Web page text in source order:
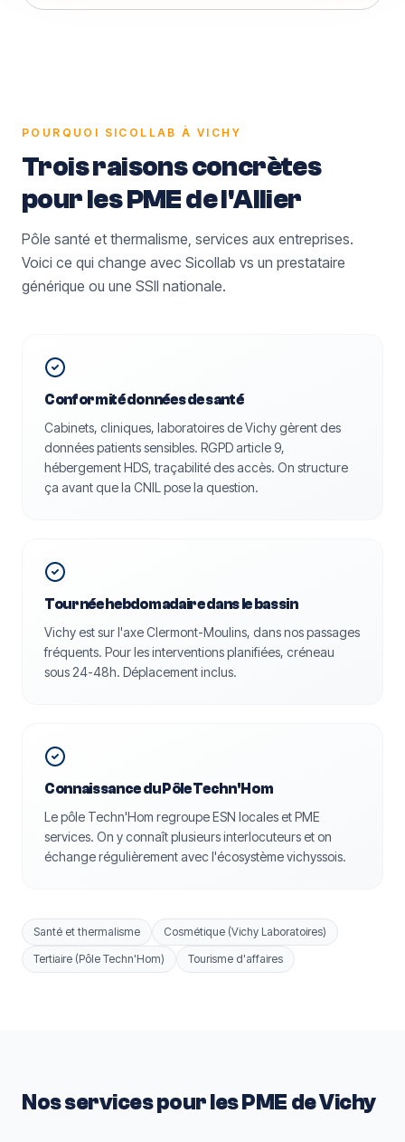
POURQUOI SICOLLAB À VICHY
Trois raisons concrètes
pour les PMEde l'Allier
Pôle santé et thermalisme, services aux entreprises.
Voici ce qui change avec Sicollab vs un prestataire
générique ou une SSII nationale.
Conformité données de santé
Cabinets, cliniques, laboratoires de Vichy gèrent des
données patients sensibles. RGPD article 9,
hébergement HDS, traçabilité des accès. On structure
ça avant que la CNIL pose la question.
Tournée hebdomadaire dans le bassin
Vichy est sur l'axe Clermont-Moulins, dans nos passages
fréquents. Pour les interventions planifiées, créneau
sous 24-48h. Déplacement inclus.
Connaissance du Pôle Techn'Hom
Le pôle Techn'Hom regroupe ESN locales et PME
services. On y connaît plusieurs interlocuteurs et on
échange régulièrement avec l'écosystème vichyssois.
Santé et thermalisme
Cosmétique (Vichy Laboratoires)
Tertiaire (Pôle Techn'Hom)
Tourisme d'affaires
Nos services pour les PME de Vichy